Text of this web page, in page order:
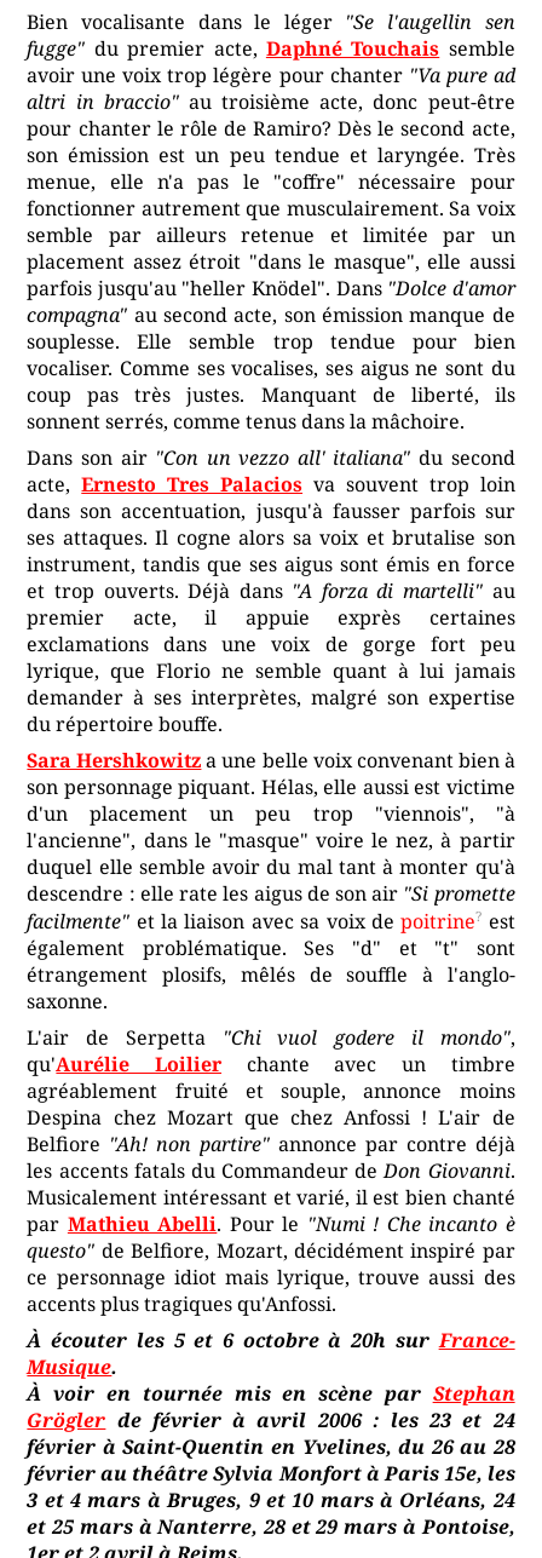
Bien vocalisante dans le léger "Se l'augellin sen
fugge" du premier acte, Daphné Touchais semble
avoir une voix trop légère pour chanter "Va pure ad
altri in braccio"au troisième acte, donc peut-être
pour chanter le rôle de Ramiro? Dès le second acte,
son émission est un peu tendue et laryngée. Très
menue, elle n'a pas le "coffre" nécessaire pour
fonctionner autrement que musculairement. Sa voix
semble par ailleurs retenue et limitée par un
placement assez étroit "dans le masque", elle aussi
parfois jusqu'au "heller Knödel". Dans "Dolce d'amor
compagna" au second acte, son émission manque de
souplesse. Elle semble trop tendue pour bien
vocaliser. Comme ses vocalises, ses aigus ne sont du
coup pas très justes. Manquant de liberté, ils
sonnent serrés, comme tenus dans la mâchoire.
Dans son air "Con un vezzo all' italiana" du second
acte,Ernesto Tres Palacios va souvent trop loin
dans son accentuation, jusqu'à fausser parfois sur
ses attaques. Il cogne alors sa voix et brutalise son
instrument, tandis que ses aigus sont émis en force
et trop ouverts. Déjà dans "A forza di martelli" au
premier acte, il appuie exprès certaines
exclamations dans une voix de gorge fort peu
lyrique, que Florio ne semble quant à lui jamais
demander à ses interprètes, malgré son expertise
du répertoire bouffe.
Sara Hershkowitza une belle voix convenant bien à
son personnage piquant. Hélas, elle aussi est victime
d'un placement un peu trop "viennois", "à
l'ancienne", dans le "masque" voire le nez, à partir
duquel elle semble avoir du mal tant à monter qu'à
descendre : elle rate les aigus de son air "Si promette
facilmente" et la liaison avec sa voix depoitrine est
également problématique. Ses "d" et "t" sont
étrangement plosifs, mêlés de souffle à l'anglo-
saxonne.
L'air de Serpetta
"Chi vuol godere il mondo",
qu'Aurélie Loilier chante avec un timbre
agréablement fruité et souple, annonce moins
Despina chez Mozart que chez Anfossi ! L'air de
Belfiore "Ah! non partire" annonce par contre déjà
les accents fatals du Commandeur deDon Giovanni.
Musicalement intéressant et varié, il est bien chanté
par Mathieu Abelli. Pour le "Numi ! Che incanto è
questo" de Belfiore, Mozart, décidément inspiré par
ce personnage idiot mais lyrique, trouve aussi des
accents plus tragiques qu'Anfossi.
À écouter les 5 et 6 octobre à 20h surFrance-
Musique.
À voir en tournée mis en scène par Stephan
Grögler de février à avril 2006 : les 23 et 24
février à Saint-Quentin en Yvelines, du 26 au 28
février au théâtre Sylvia Monfort à Paris 15e, les
3 et 4 mars à Bruges, 9 et 10 mars à Orléans, 24
et 25 mars à Nanterre, 28 et 29 mars à Pontoise,